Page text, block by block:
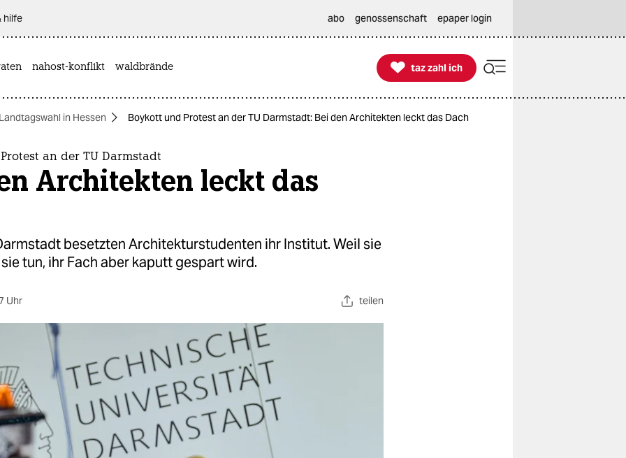
hilfe abo genossenschaft epaper login
nahost-konflikt waldbrände 
taz zahl ich
taz zahl ich
Landtagswahl in Hessen Boykott und Protest an der TU Darmstadt: Bei den Architekten leckt das Dach
an der TU Darmstadt
Architekten leckt das
besetzten Architekturstudenten ihr Institut. Weil sie
tun, ihr Fach aber kaputt gespart wird.
Uhr teilen